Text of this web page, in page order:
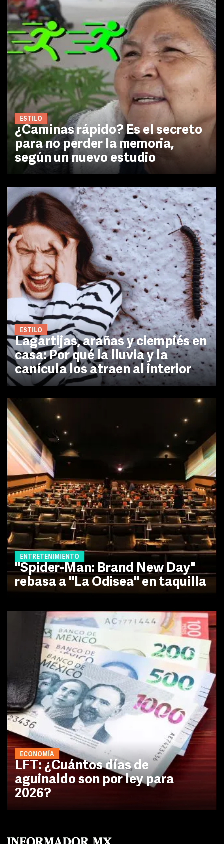
ESTILO
¿Caminas rápido? Es el secreto
para no perder la memoria,
según un nuevo estudio
ESTILO
Lagartijas, arañas y ciempiés en
casa: Por qué la lluvia y la
canícula los atraen al interior
ENTRETENIMIENTO
"Spider-Man: Brand New Day"
rebasa a "La Odisea" en taquilla
ECONOMÍA
LFT: ¿Cuántos días de
aguinaldo son por ley para
2026?